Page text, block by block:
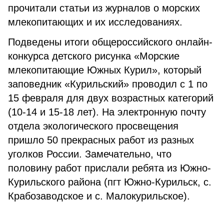
прочитали статьи из журналов о морских
млекопитающих и их исследованиях.
Подведены итоги общероссийского онлайн-
конкурса детского рисунка «Морские
млекопитающие Южных Курил», который
заповедник «Курильский» проводил с 1 по
15 февраля для двух возрастных категорий
(10-14 и 15-18 лет). На электронную почту
отдела экологического просвещения
пришло 50 прекрасных работ из разных
уголков России. Замечательно, что
половину работ прислали ребята из Южно-
Курильского района (пгт Южно-Курильск, с.
Крабозаводское и с. Малокурильское).